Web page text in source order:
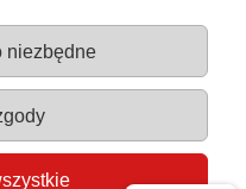
niezbędne